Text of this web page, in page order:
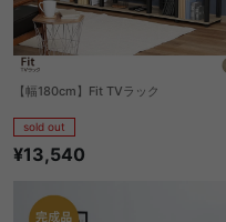
【幅180cm】Fit TVラック
sold out
¥13,540